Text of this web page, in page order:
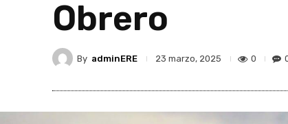
Obrero
By adminERE 23 marzo, 2025 0